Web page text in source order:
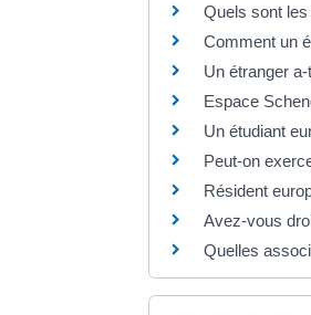
Quels sont
Comment un
Un étranger
Espace
Un étudiant
Peut-on
Résident
Avez-vous
Quelles